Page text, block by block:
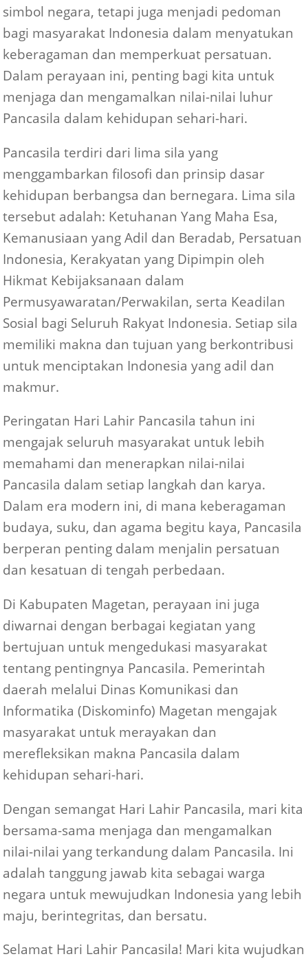
simbol negara, tetapi juga menjadi pedoman
bagi masyarakat Indonesia dalam menyatukan
keberagaman dan memperkuat persatuan.
Dalam perayaan ini, penting bagi kita untuk
menjaga dan mengamalkan nilai-nilai luhur
Pancasila dalam kehidupan sehari-hari.
Pancasila terdiri dari lima sila yang
menggambarkan filosofi dan prinsip dasar
kehidupan berbangsa dan bernegara. Lima sila
tersebut adalah: Ketuhanan Yang Maha Esa,
Kemanusiaan yang Adil dan Beradab, Persatuan
Indonesia, Kerakyatan yang Dipimpin oleh
Hikmat Kebijaksanaan dalam
Permusyawaratan/Perwakilan, serta Keadilan
Sosial bagi Seluruh Rakyat Indonesia. Setiap sila
memiliki makna dan tujuan yang berkontribusi
untuk menciptakan Indonesia yang adil dan
makmur.
Peringatan Hari Lahir Pancasila tahun ini
mengajak seluruh masyarakat untuk lebih
memahami dan menerapkan nilai-nilai
Pancasila dalam setiap langkah dan karya.
Dalam era modern ini, di mana keberagaman
budaya, suku, dan agama begitu kaya, Pancasila
berperan penting dalam menjalin persatuan
dan kesatuan di tengah perbedaan.
Di Kabupaten Magetan, perayaan ini juga
diwarnai dengan berbagai kegiatan yang
bertujuan untuk mengedukasi masyarakat
tentang pentingnya Pancasila. Pemerintah
daerah melalui Dinas Komunikasi dan
Informatika (Diskominfo) Magetan mengajak
masyarakat untuk merayakan dan
merefleksikan makna Pancasila dalam
kehidupan sehari-hari.
Dengan semangat Hari Lahir Pancasila, mari kita
bersama-sama menjaga dan mengamalkan
nilai-nilai yang terkandung dalam Pancasila. Ini
adalah tanggung jawab kita sebagai warga
negara untuk mewujudkan Indonesia yang lebih
maju, berintegritas, dan bersatu.
Selamat Hari Lahir Pancasila! Mari kita wujudkan